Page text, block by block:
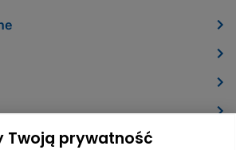
Twoją prywatność